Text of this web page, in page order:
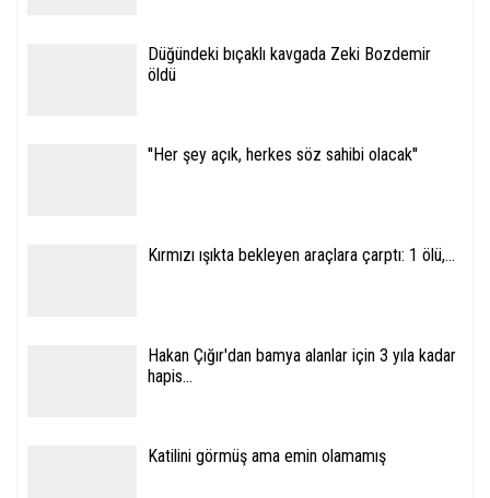
Düğündeki bıçaklı kavgada Zeki Bozdemir
öldü
''Her şey açık, herkes söz sahibi olacak''
Kırmızı ışıkta bekleyen araçlara çarptı: 1 ölü,...
Hakan Çığır'dan bamya alanlar için 3 yıla kadar
hapis...
Katilini görmüş ama emin olamamış